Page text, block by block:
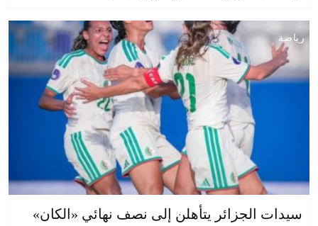
رياضة
سيدات الجزائر يتأهلن إلى نصف نهائي «الكان»